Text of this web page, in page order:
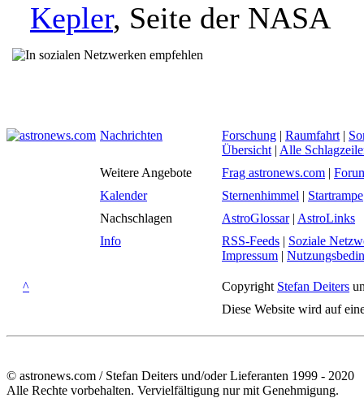
Kepler, Seite der NASA
Nachrichten Forschung | Raumfahrt |
Übersicht | Alle
Weitere Angebote
Frag astronews.com |
Kalender
Sternenhimmel | Startrampe
Nachschlagen
AstroGlossar| AstroLinks
Info
RSS-Feeds | Soziale
Impressum |
^ Copyright Stefan Deiters
Diese Website wird auf
© astronews.com / Stefan Deiters und/oder Lieferanten 1999 - 2020
Alle Rechte vorbehalten. Vervielfältigung nur mit Genehmigung.